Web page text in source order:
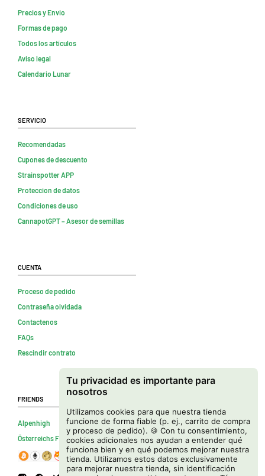
Tu privacidad es importante para
nosotros
Utilizamos cookies para que nuestra tienda
funcione de forma fiable (p. ej., carrito de compra
y proceso de pedido). 🍪 Con tu consentimiento,
cookies adicionales nos ayudan a entender qué
funciona bien y en qué podemos mejorar nuestra
tienda. Utilizamos estos datos exclusivamente
para mejorar nuestra tienda, sin identificación
Precios y Envio
Formas de pago
Todos los artículos
Aviso legal
Calendario Lunar
Servicio
Recomendadas
Cupones de descuento
Strainspotter APP
Proteccion de datos
Condiciones de uso
CannapotGPT – Asesor de semillas
Cuenta
Proceso de pedido
Contraseña olvidada
Contactenos
FAQs
Rescindir contrato
Friends
Alpenhigh
Österreichs Firmenverzeichnis